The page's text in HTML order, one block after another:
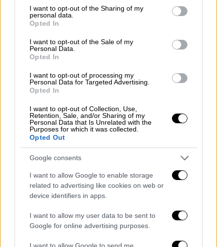
not limited to your visit or usage behaviour. You may click to
grant or deny consent to Google and its third-party tags to
use your data for below specified purposes in below Google
consent section.
I want to opt-out of the Sharing of my
personal data.
Opted In
I want to opt-out of the Sale of my
Personal Data.
Opted In
I want to opt-out of processing my
Personal Data for Targeted Advertising.
Opted In
I want to opt-out of Collection, Use,
Retention, Sale, and/or Sharing of my
Personal Data that Is Unrelated with the
Purposes for which it was collected.
Opted Out
Google consents
I want to allow Google to enable storage
related to advertising like cookies on web or
device identifiers in apps.
I want to allow my user data to be sent to
Google for online advertising purposes.
I want to allow Google to send me
⚠️ +18 ⚠️
ORTASINDA kucağında çocuğunu
taşıyan eski eşini BIÇAKLADI…
pic.twitter.com/ojkiu9KXan
August 26, 2022
«Με απειλούν ακόμα, φοβάμαι»
Μιλώντας στα τουρκικά ΜΜΕ η γυναίκα που
νοσηλεύεται στο νοσοκομείο μετά τη
φρικτή επίθεση του πρώην συζύγου της
δήλωσε:« Δεν μπορούσε να χωνέψει το
. Το πρόβλημά του δεν ήταν
ποτέ το παιδί, ήταν πιο σημαντικό το πού